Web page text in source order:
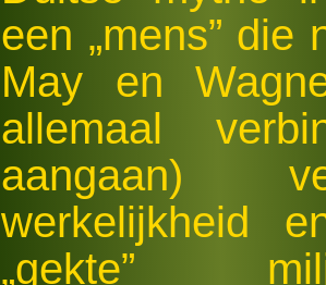
een „mens” die
May en
allemaal
aangaan)
werkelijkheid
„gekte”